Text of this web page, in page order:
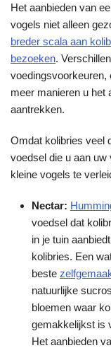
Het aanbieden van
vogels niet alleen
breder scala aan
bezoeken.
voedingsvoorkeuren,
meer manieren u het
aantrekken.
Omdat kolibries veel
voedsel die u aan
kleine vogels te
Nectar:
voedsel dat
in je tuin
kolibries. Een
beste
natuurlijke
bloemen waar
gemakkelijkst is
Het aanbieden